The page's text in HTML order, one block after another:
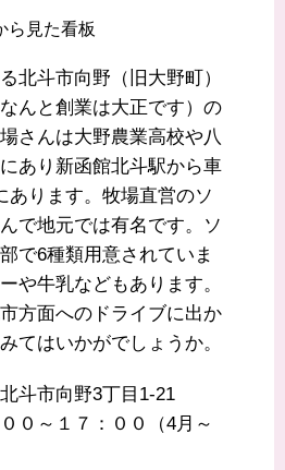
ら見た看板
北斗市向野（旧大野町）
んと創業は大正です）の
さんは大野農業高校や八
あり新函館北斗駅から車
あります。牧場直営のソ
で地元では有名です。ソ
で6種類用意されていま
や牛乳などもあります。
方面へのドライブに出か
てはいかがでしょうか。
市向野3丁目1-21
０～１７：００（4月～